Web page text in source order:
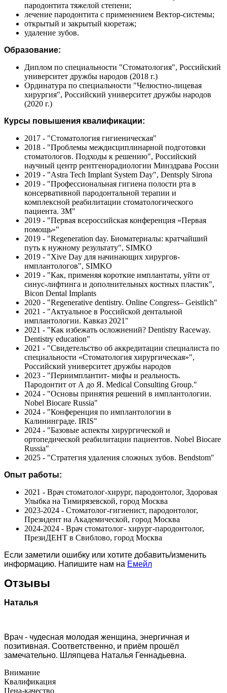
пародонтита тяжелой степени;
лечение пародонтита с применением Вектор-системы;
открытый и закрытый кюретаж;
удаление зубов.
Образование:
Диплом по специальности "Стоматология", Российский
университет дружбы народов (2018 г.)
Ординатура по специальности "Челюстно-лицевая
хирургия", Российский университет дружбы народов
(2020 г.)
Курсы повышения квалификации:
2017 - "Стоматология гигиеническая"
2018 - "Проблемы междисциплинарной подготовки
стоматологов. Подходы к решению", Российский
научный центр рентгенорадиологии Минздрава России
2019 - "Astra Tech Implant System Day", Dentsply Sirona
2019 - "Профессиональная гигиена полости рта в
консервативной пародонтальной терапии и
комплексной реабилитации стоматологического
пациента. 3М"
2019 - "Первая всероссийская конференция «Первая
помощь»"
2019 - "Regeneration day. Биоматериалы: кратчайший
путь к нужному результату", SIMKO
2019 - "Xive Day для начинающих хирургов-
имплантологов", SIMKO
2019 - "Как, применяя короткие имплантаты, уйти от
синус-лифтинга и дополнительных костных пластик",
Bicon Dental Implants
2020 - "Regenerative dentistry. Online Congress– Geistlich"
2021 - "Актуальное в Российской дентальной
имплантологии. Кавказ 2021"
2021 - "Как избежать осложнений? Dentistry Raceway.
Dentistry education"
2021 - "Свидетельство об аккредитации специалиста по
специальности «Стоматология хирургическая»",
Российский университет дружбы народов
2023 - "Периимплантит- мифы и реальность.
Пародонтит от А до Я. Medical Consulting Group."
2024 - "Основы принятия решений в имплантологии.
Nobel Biocare Russia"
2024 - "Конференция по имплантологии в
Калининграде. IRIS"
2024 - "Базовые аспекты хирургической и
ортопедической реабилитации пациентов. Nobel Biocare
Russia"
2025 - "Стратегия удаления сложных зубов. Bendstom"
Опыт работы:
2021 - Врач стоматолог-хирург, пародонтолог, Здоровая
Улыбка на Тимирязевской, город Москва
2023-2024 - Стоматолог-гигиенист, пародонтолог,
Президент на Академической, город Москва
2024-2024 - Врач стоматолог- хирург-пародонтолог,
ПрезиДЕНТ в Свиблово, город Москва
Если заметили ошибку или хотите добавить/изменить
информацию. Напишите нам на Емейл
Отзывы
Наталья
Врач - чудесная молодая женщина, энергичная и
позитивная. Соответственно, и приём прошёл
замечательно. Шляпцева Наталья Геннадьевна.
Внимание
Квалификация
Цена-качество